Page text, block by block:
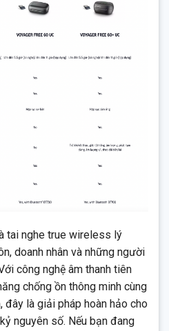
tai nghe true wireless lý
doanh nhân và những người
công nghệ âm thanh tiên
chống ồn thông minh cùng
đây là giải pháp hoàn hảo cho
nguyên số. Nếu bạn đang